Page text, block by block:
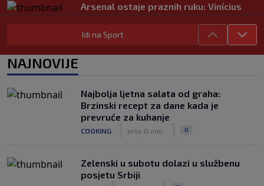
Arsenal ostaje praznih ruku: Vinícius
Júnior i Real Madrid postigli dogovor
NOGOMET
NOGOMET
| | 0
Izvinjenje s elementima prijetnje i
„gomila slabića“ u UEFA-i
Idi na Sport
NAJNOVIJE
Najbolja ljetna salata od graha:
Brzinski recept za dane kada je
prevruće za kuhanje
COOKING prije 0 min. 0
Zelenski u subotu dolazi u službenu
posjetu Srbiji